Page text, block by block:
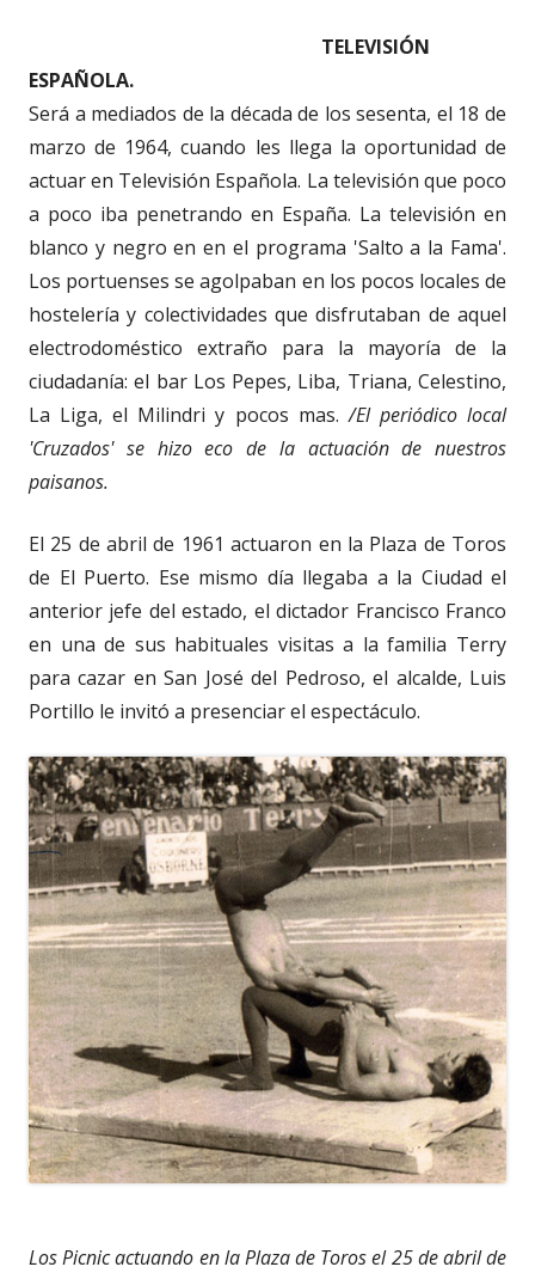
TELEVISIÓN
ESPAÑOLA.
Será a mediados de la década de los sesenta, el 18 de
marzo de 1964, cuando les llega la oportunidad de
actuar en Televisión Española. La televisión que poco
a poco iba penetrando en España. La televisión en
blanco y negro en en el programa 'Salto a la Fama'.
Los portuenses se agolpaban en los pocos locales de
hostelería y colectividades que disfrutaban de aquel
electrodoméstico extraño para la mayoría de la
ciudadanía: el bar Los Pepes, Liba, Triana, Celestino,
La Liga, el Milindri y pocos mas. /El periódico local
'Cruzados' se hizo eco de la actuación de nuestros
paisanos.
El 25 de abril de 1961 actuaron en la Plaza de Toros
de El Puerto. Ese mismo día llegaba a la Ciudad el
anterior jefe del estado, el dictador Francisco Franco
en una de sus habituales visitas a la familia Terry
para cazar en San José del Pedroso, el alcalde, Luis
Portillo le invitó a presenciar el espectáculo.
Los Picnic actuando en la Plaza de Toros el 25 de abril de